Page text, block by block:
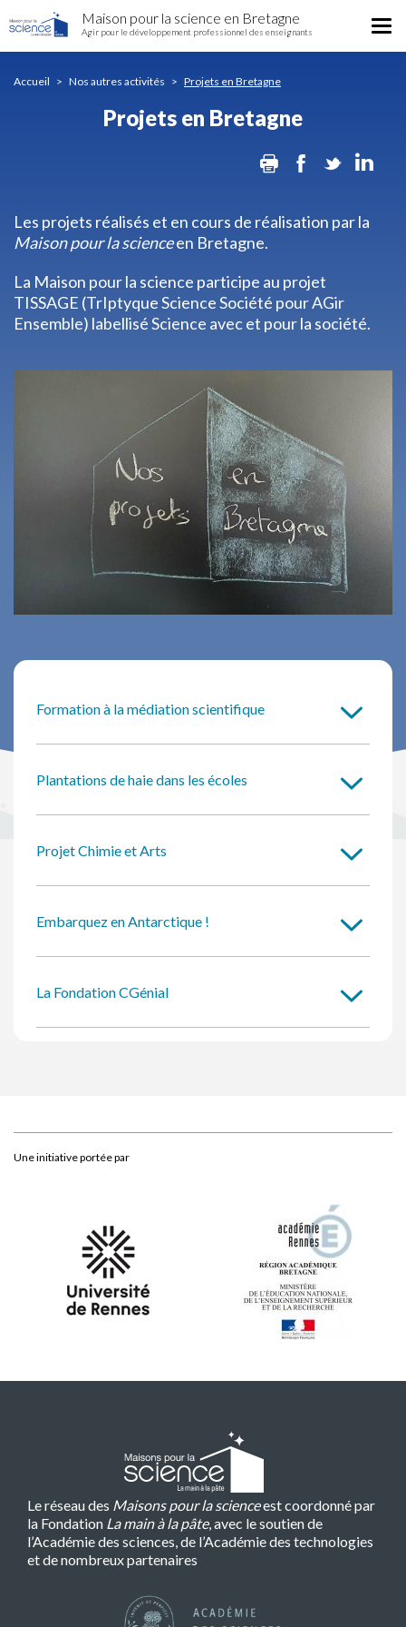
en
au
Maison pour la science en Bretagne
Agir pour le développement professionnel des enseignants
Accueil Nos autres activités Projets en Bretagne
Projets en Bretagne
Print Facebook
Twitter
Les projets réalisés et en cours de réalisation par la
Maison pour la scienceen Bretagne.
La Maison pour la science participe au projet
TISSAGE (TrIptyque Science Société pour AGir
Ensemble) labellisé Science avec et pour la société.
Formation à la médiation scientifique
Plantations de haie dans les écoles
Projet Chimie et Arts
Embarquez en Antarctique !
La Fondation CGénial
Une initiative portée par
Le réseau des Maisons pour la scienceest coordonné par
la Fondation La main à la pâte, avec le soutien de
l’Académie des sciences, de l’Académie des technologies
et de nombreux partenaires